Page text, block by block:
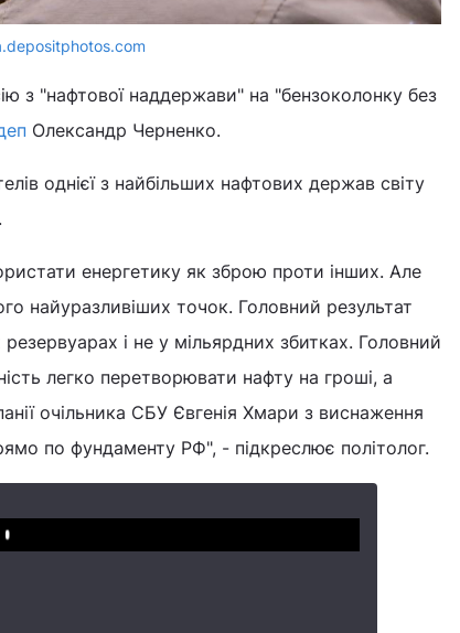
з "нафтової наддержави" на "бензоколонку без
Олександр Черненко.
однієї з найбільших нафтових держав світу
енергетику як зброю проти інших. Але
найуразливіших точок. Головний результат
і не у мільярдних збитках. Головний
легко перетворювати нафту на гроші, а
очільника СБУ Євгенія Хмари з виснаження
по фундаменту РФ", - підкреслює політолог.
Play